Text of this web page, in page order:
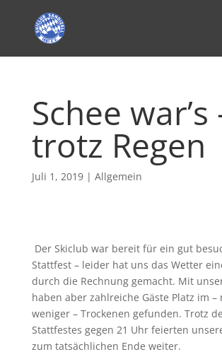
Schee war’s
trotz Regen
Juli 1, 2019| Allgemein
Der Skiclub war bereit für ein gut
Stattfest – leider hat uns das Wetter
durch die Rechnung gemacht. Mit
haben aber zahlreiche Gäste Platz im –
weniger – Trockenen gefunden. Trotz
Stattfestes gegen 21 Uhr feierten
zum tatsächlichen Ende weiter.